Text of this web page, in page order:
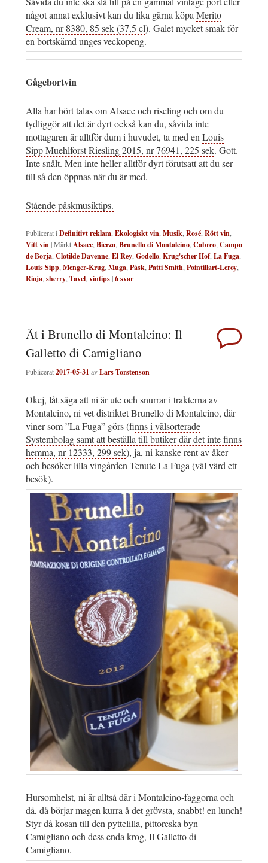
något annat exklusivt kan du lika gärna köpa Merito
Cream, nr 8380, 85 sek (37,5 cl). Galet mycket smak för
en bortskämd unges veckopeng.
Gågebortvin
Alla har hört talas om Alsace och riseling och om du
tydliggör att det är dyrt också kan du, såvida inte
mottagaren är alltför dum i huvudet, ta med enLouis
Sipp Muehlforst Riesling 2015, nr 76941, 225 sek. Gott.
Inte snålt. Men inte heller alltför dyrt förutsatt att du ser
till så den öppnas när du är med.
Stående påskmusiktips.
Publicerat iDefinitivt reklam,Ekologiskt vin,Musik,Rosé,Rött vin,
Vitt vin|MärktAlsace,Bierzo,Brunello di Montalcino,Cabreo,Campo
de Borja,Clotilde Davenne,El Rey,Godello,Krug'scher Hof,La Fuga,
Louis Sipp,Menger-Krug,Muga,Påsk,Patti Smith,Pointillart-Leroy,
Rioja,sherry,Tavel,vintips|6svar
Ät i Brunello di Montalcino: Il
Galletto di Camigliano
Publicerat2017-05-31 avLars Torstenson
Okej, låt säga att ni är ute och snurrar i trakterna av
Montalcino, ni vet distriktet Brunello di Montalcino, där
viner som ”La Fuga” görs (finns i välsorterade
Systembolag samt att beställa till butiker där det inte finns
hemma, nr 12333, 299 sek), ja, ni kanske rent av åker
och besöker lilla vingården Tenute La Fuga (väl värd ett
besök).
Hursomhelst, ni är alltså där i Montalcino-faggorna och
då, då börjar magen kurra å det grövsta, snabbt! en lunch!
Styr då kosan till den pyttelilla, pittoreska byn
Camigliano och dess enda krog, Il Galletto di
Camigliano.